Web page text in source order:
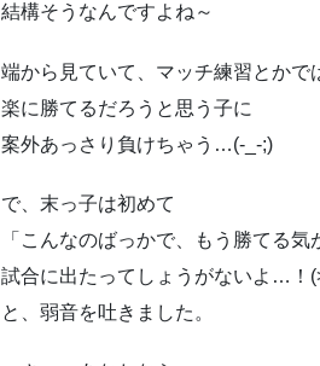
結構そうなんですよね～
端から見ていて、マッチ練習とかで
楽に勝てるだろうと思う子に
案外あっさり負けちゃう…(-_-;)
で、末っ子は初めて
「こんなのばっかで、もう勝てる
試合に出たってしょうがないよ…！
と、弱音を吐きました。